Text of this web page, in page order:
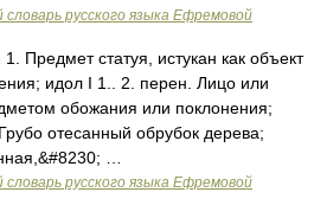
русского языка Ефремовой
Предмет статуя, истукан как объект
идол I 1.. 2. перен. Лицо или
обожания или поклонения;
отесанный обрубок дерева;
…
русского языка Ефремовой